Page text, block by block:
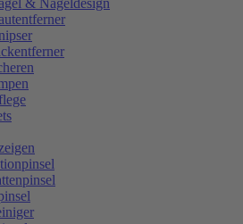
& Nageldesign